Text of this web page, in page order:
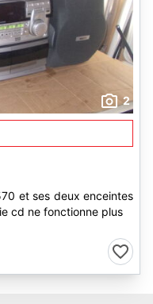
2
et ses deux enceintes
cd ne fonctionne plus